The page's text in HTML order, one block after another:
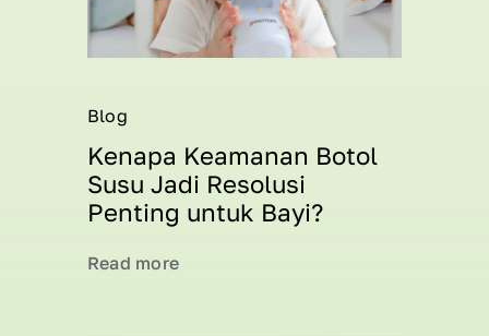
Blog
Kenapa Keamanan Botol
Susu Jadi Resolusi
Penting untuk Bayi?
Read more